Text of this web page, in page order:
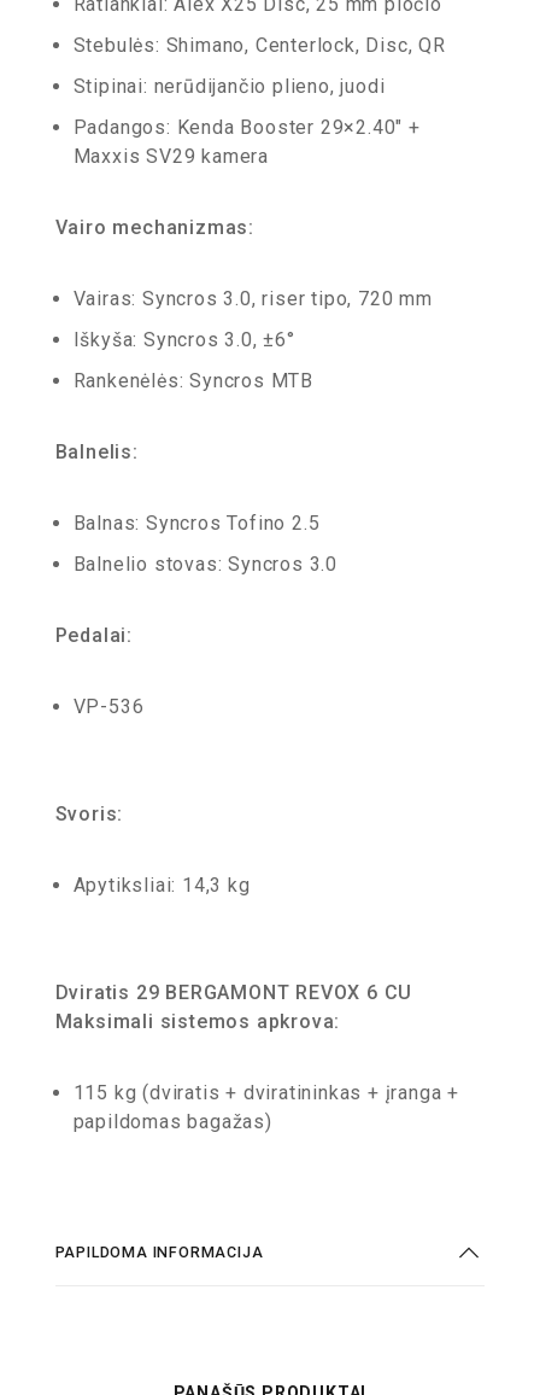
Stebulės: Shimano, Centerlock, Disc, QR
Stipinai: nerūdijančio plieno, juodi
Padangos: Kenda Booster 29×2.40″ +
Maxxis SV29 kamera
Vairo mechanizmas:
Vairas: Syncros 3.0, riser tipo, 720 mm
Iškyša: Syncros 3.0, ±6°
Rankenėlės: Syncros MTB
Balnelis:
Balnas: Syncros Tofino 2.5
Balnelio stovas: Syncros 3.0
Pedalai:
VP-536
Svoris:
Apytiksliai: 14,3 kg
Dviratis 29 BERGAMONT REVOX 6 CU
Maksimali sistemos apkrova:
115 kg (dviratis + dviratininkas + įranga +
papildomas bagažas)
PAPILDOMA INFORMACIJA